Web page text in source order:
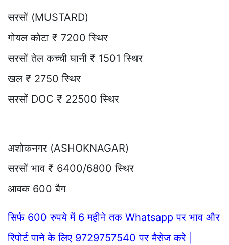
सरसों (MUSTARD)
गोयल कोटा ₹ 7200 स्थिर
सरसों तेल कच्ची घानी ₹ 1501 स्थिर
खल ₹ 2750 स्थिर
सरसों DOC ₹ 22500 स्थिर
अशोकनगर (ASHOKNAGAR)
सरसों भाव ₹ 6400/6800 स्थिर
आवक 600 बैग
सिर्फ 600 रुपये में 6 महीने तक Whatsapp पर भाव और
रिपोर्ट पाने के लिए 9729757540 पर मैसेज करे |